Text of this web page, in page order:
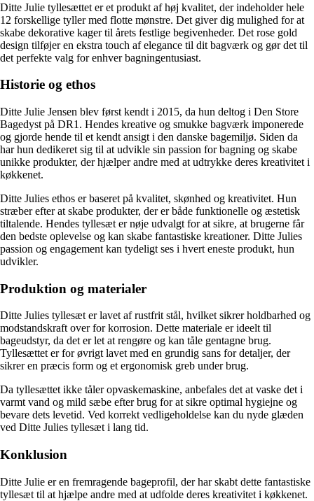
Ditte Julie tyllesættet er et produkt af høj kvalitet, der indeholder hele
12 forskellige tyller med flotte mønstre. Det giver dig mulighed for at
skabe dekorative kager til årets festlige begivenheder. Det rose gold
design tilføjer en ekstra touch af elegance til dit bagværk og gør det til
det perfekte valg for enhver bagningentusiast.
Historie og ethos
Ditte Julie Jensen blev først kendt i 2015, da hun deltog i Den Store
Bagedyst på DR1. Hendes kreative og smukke bagværk imponerede
og gjorde hende til et kendt ansigt i den danske bagemiljø. Siden da
har hun dedikeret sig til at udvikle sin passion for bagning og skabe
unikke produkter, der hjælper andre med at udtrykke deres kreativitet i
køkkenet.
Ditte Julies ethos er baseret på kvalitet, skønhed og kreativitet. Hun
stræber efter at skabe produkter, der er både funktionelle og æstetisk
tiltalende. Hendes tyllesæt er nøje udvalgt for at sikre, at brugerne får
den bedste oplevelse og kan skabe fantastiske kreationer. Ditte Julies
passion og engagement kan tydeligt ses i hvert eneste produkt, hun
udvikler.
Produktion og materialer
Ditte Julies tyllesæt er lavet af rustfrit stål, hvilket sikrer holdbarhed og
modstandskraft over for korrosion. Dette materiale er ideelt til
bageudstyr, da det er let at rengøre og kan tåle gentagne brug.
Tyllesættet er for øvrigt lavet med en grundig sans for detaljer, der
sikrer en præcis form og et ergonomisk greb under brug.
Da tyllesættet ikke tåler opvaskemaskine, anbefales det at vaske det i
varmt vand og mild sæbe efter brug for at sikre optimal hygiejne og
bevare dets levetid. Ved korrekt vedligeholdelse kan du nyde glæden
ved Ditte Julies tyllesæt i lang tid.
Konklusion
Ditte Julie er en fremragende bageprofil, der har skabt dette fantastiske
tyllesæt til at hjælpe andre med at udfolde deres kreativitet i køkkenet.